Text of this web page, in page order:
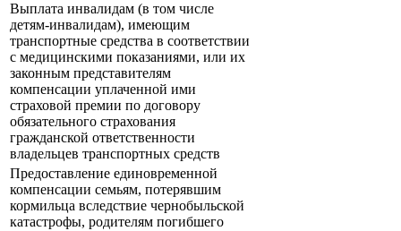
Выплата инвалидам (в том числе
детям-инвалидам), имеющим
транспортные средства в соответствии
с медицинскими показаниями, или их
законным представителям
компенсации уплаченной ими
страховой премии по договору
обязательного страхования
гражданской ответственности
владельцев транспортных средств
Предоставление единовременной
компенсации семьям, потерявшим
кормильца вследствие чернобыльской
катастрофы, родителям погибшего